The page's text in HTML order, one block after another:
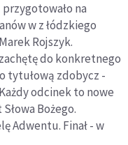
na
w z łódzkiego
Rojszyk.
do konkretnego
tytułową zdobycz -
odcinek to nowe
Bożego.
Adwentu. Finał - w